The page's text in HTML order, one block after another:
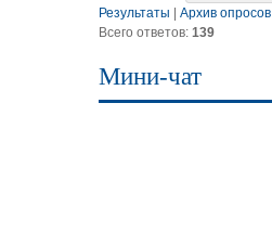
Результаты
Архив опросов
Всего ответов: 139
Мини-чат